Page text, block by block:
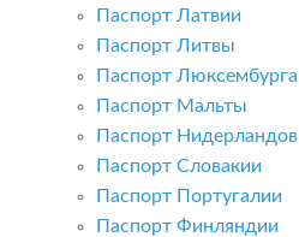
Паспорт Латвии
Паспорт Литвы
Паспорт Люксембурга
Паспорт Мальты
Паспорт Нидерландов
Паспорт Словакии
Паспорт Португалии
Паспорт Финляндии